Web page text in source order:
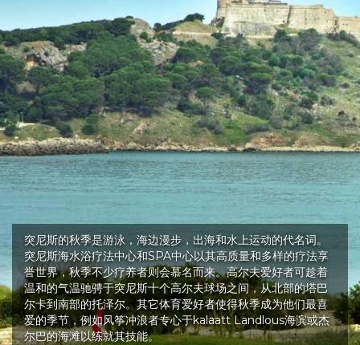
突尼斯的秋季是游泳，海边漫步，出海和水上运动的代名词。
突尼斯海水浴疗法中心和SPA中心以其高质量和多样的疗法享
誉世界，秋季不少疗养者则会慕名而来。高尔夫爱好者可趁着
温和的气温驰骋于突尼斯十个高尔夫球场之间，从北部的塔巴
尔卡到南部的托泽尔。其它体育爱好者使得秋季成为他们最喜
爱的季节，例如风筝冲浪者专心于kalaatt Landlous海滨或杰
尔巴的海滩以练就其技能。